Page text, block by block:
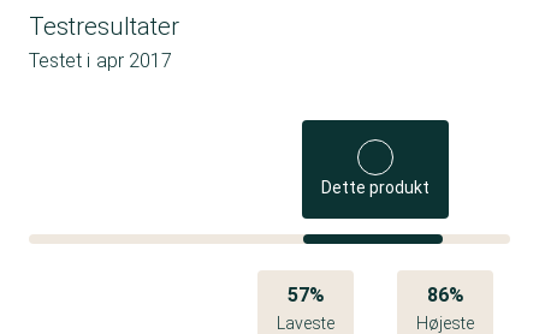
Testresultater
Testet i apr 2017
Dette produkt
57%
Laveste
86%
Højeste